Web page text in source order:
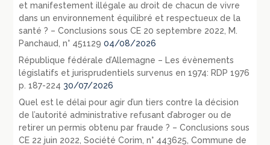
et manifestement illégale au droit de chacun de vivre
dans un environnement équilibré et respectueux de la
santé ? – Conclusions sous CE 20 septembre 2022, M.
Panchaud, n° 451129 04/08/2026
République fédérale d’Allemagne – Les évènements
législatifs et jurisprudentiels survenus en 1974: RDP 1976
p. 187-224 30/07/2026
Quel est le délai pour agir d’un tiers contre la décision
de l’autorité administrative refusant d’abroger ou de
retirer un permis obtenu par fraude ? – Conclusions sous
CE 22 juin 2022, Société Corim, n° 443625, Commune de